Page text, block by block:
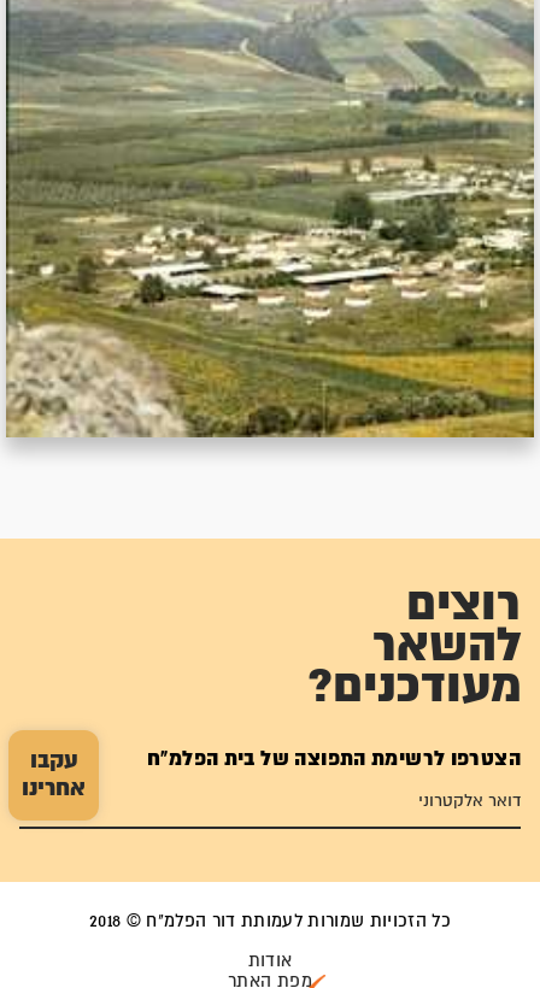
עקבו
אחרינו
רוצים
להשאר
מעודכנים?
הצטרפו לרשימת התפוצה של בית הפלמ"ח
כל הזכויות שמורות לעמותת דור הפלמ"ח © 2018
אודות
מפת האתר